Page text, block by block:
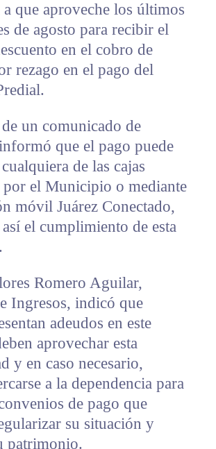
a que aproveche los últimos
de agosto para recibir el
en el cobro de
rezago en el pago del
un comunicado de
que el pago puede
de las cajas
por el Municipio o mediante
móvil Juárez Conectado,
el cumplimiento de esta
Romero Aguilar,
Ingresos, indicó que
adeudos en este
aprovechar esta
y en caso necesario,
a la dependencia para
de pago que
su situación y
patrimonio.